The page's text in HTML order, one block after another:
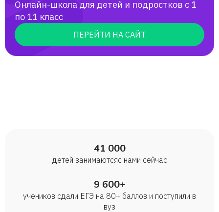
Онлайн-школа для детей и подростков с 1
по 11 класс
ПЕРЕЙТИ НА САЙТ
41 000
детей занимаются с нами сейчас
9 600+
учеников сдали ЕГЭ на 80+ баллов и поступили в
вуз